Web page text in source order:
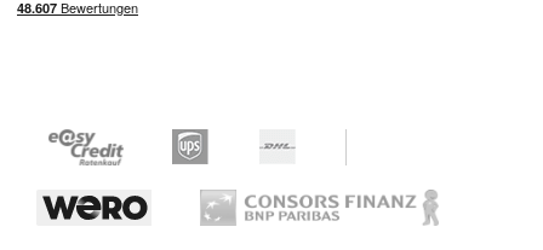
0 von 0 fanden diese Rezension hilfreich
Jetzt bewerten